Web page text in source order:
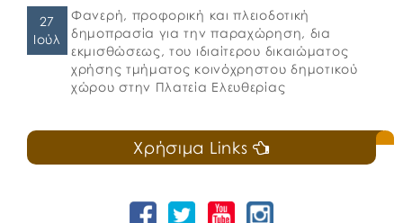
27
Ιούλ
Φανερή, προφορική και πλειοδοτική
δημοπρασία για την παραχώρηση, δια
εκμισθώσεως, του ιδιαίτερου δικαιώματος
χρήσης τμήματος κοινόχρηστου δημοτικού
χώρου στην Πλατεία Ελευθερίας
Χρήσιμα Links